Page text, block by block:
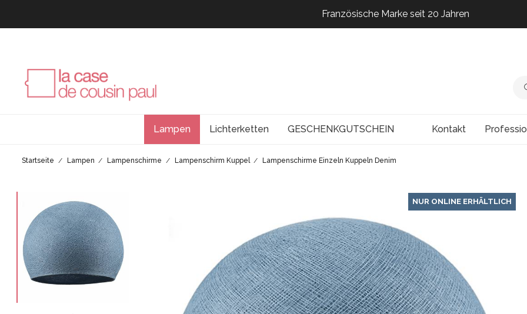
Französische Marke seit 20 Jahren
Französische Marke seit 20 Jahren
Lampen Lichterketten GESCHENKGUTSCHEIN Kontakt
Startseite Lampen Lampenschirme Lampenschirm Kuppel Lampenschirme Einzeln Kuppeln Denim
NUR ONLINE ERHÄLTLICH